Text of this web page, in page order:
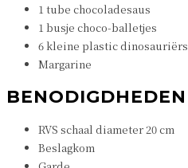
1 tube chocoladesaus
1 busje choco-balletjes
6 kleine plastic dinosauriërs
Margarine
BENODIGDHEDEN
RVS schaal diameter 20 cm
Beslagkom